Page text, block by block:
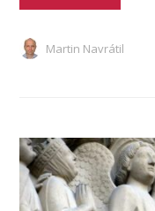
Martin Navrátil